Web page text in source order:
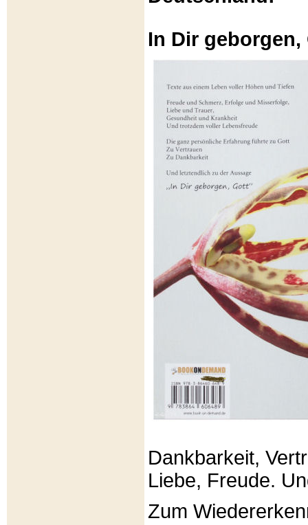
In Dir geborgen,
Dankbarkeit,
Liebe, Freude.
Zum